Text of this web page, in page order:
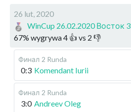
26 lut, 2020
WinCup 26.02.2020 Восток 3
67% wygrywa4 👍 vs 2 👎
Финал 2 Runda
0:3 Komendant Iurii
Финал 2 Runda
3:0 Andreev Oleg